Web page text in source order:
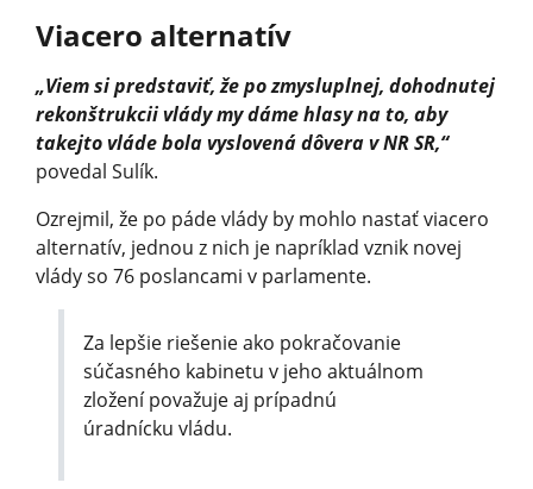
Viacero alternatív
„Viem si predstaviť, že po zmysluplnej, dohodnutej
rekonštrukcii vlády my dáme hlasy na to, aby
takejto vláde bola vyslovená dôvera v NR SR,“
povedal Sulík.
Ozrejmil, že po páde vlády by mohlo nastať viacero
alternatív, jednou z nich je napríklad vznik novej
vlády so 76 poslancami v parlamente.
Za lepšie riešenie ako pokračovanie
súčasného kabinetu v jeho aktuálnom
zložení považuje aj prípadnú
úradnícku vládu.